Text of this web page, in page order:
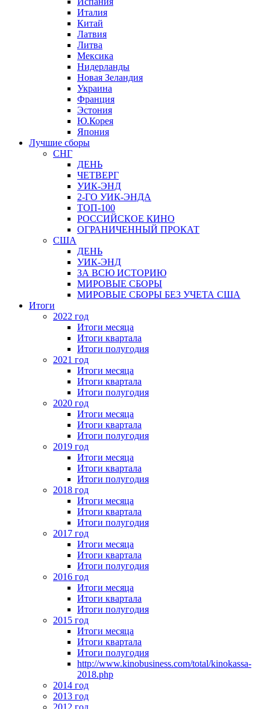
Италия
Китай
Латвия
Литва
Мексика
Нидерланды
Новая Зеландия
Украина
Франция
Эстония
Ю.Корея
Япония
Лучшие сборы
СНГ
ДЕНЬ
ЧЕТВЕРГ
УИК-ЭНД
2-ГО УИК-ЭНДА
ТОП-100
РОССИЙСКОЕ КИНО
ОГРАНИЧЕННЫЙ ПРОКАТ
США
ДЕНЬ
УИК-ЭНД
ЗА ВСЮ ИСТОРИЮ
МИРОВЫЕ СБОРЫ
МИРОВЫЕ СБОРЫ БЕЗ УЧЕТА США
Итоги
2022 год
Итоги месяца
Итоги квартала
Итоги полугодия
2021 год
Итоги месяца
Итоги квартала
Итоги полугодия
2020 год
Итоги месяца
Итоги квартала
Итоги полугодия
2019 год
Итоги месяца
Итоги квартала
Итоги полугодия
2018 год
Итоги месяца
Итоги квартала
Итоги полугодия
2017 год
Итоги месяца
Итоги квартала
Итоги полугодия
2016 год
Итоги месяца
Итоги квартала
Итоги полугодия
2015 год
Итоги месяца
Итоги квартала
Итоги полугодия
http://www.kinobusiness.com/total/kinokassa-
2018.php
2014 год
2013 год
2012 год